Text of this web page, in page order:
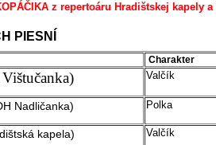
z repertoáru Hradištskej kapely
PIESNÍ
Charakter
Valčík
Nadličanka) Polka
kapela) Valčík